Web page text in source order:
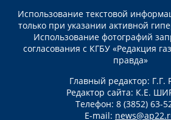
Использование текстовой
только при указании активной
Использование фотографий
согласования с КГБУ «Редакция
правда»
Главный редактор: Г.Г.
Редактор сайта: К.Е.
Телефон: 8 (3852) 63-
E-mail: